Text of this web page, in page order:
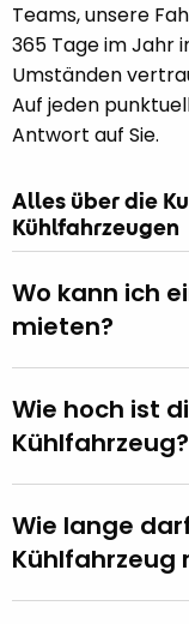
Teams, unsere
365 Tage im Jahr
Umständen
Auf jeden
Antwort auf Sie.
Alles über die
Kühlfahrzeugen
Wo kann ich
mieten?
Wie hoch ist
Kühlfahrzeug?
Wie lange
Kühlfahrzeug